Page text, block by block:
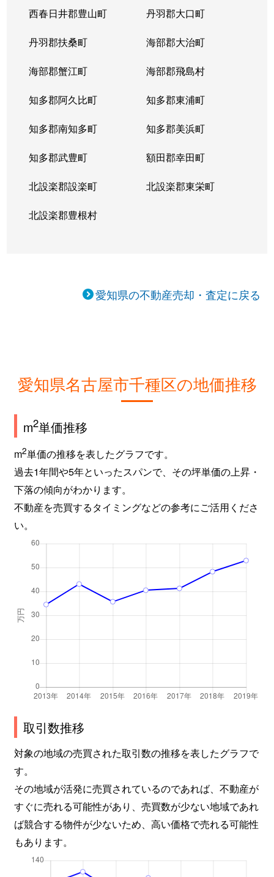
法王町
9,000万円
覚王山
法王町
5,200万円
覚王山
法王町
12,000万円
覚王山
豊年町
4,100万円
千種
星が丘山手
5,400万円
星ケ丘(愛知)
星が丘山手
7,100万円
星ケ丘(愛知)
星が丘山手
6,700万円
星ケ丘(愛知)
四谷通
5,800万円
本山(愛知)
1,900万円
若水
西春日井郡豊山町 丹羽郡大口町
丹羽郡扶桑町 海部郡大治町
海部郡蟹江町 海部郡飛島村
知多郡阿久比町 知多郡東浦町
知多郡南知多町 知多郡美浜町
知多郡武豊町 額田郡幸田町
北設楽郡設楽町 北設楽郡東栄町
北設楽郡豊根村
愛知県の不動産売却・査定に戻る
愛知県名古屋市千種区の地価推移
m2単価推移
m2単価の推移を表したグラフです。
過去1年間や5年といったスパンで、その坪単価の上昇・
下落の傾向がわかります。
不動産を売買するタイミングなどの参考にご活用くださ
い。
取引数推移
対象の地域の売買された取引数の推移を表したグラフで
す。
その地域が活発に売買されているのであれば、不動産が
すぐに売れる可能性があり、売買数が少ない地域であれ
ば競合する物件が少ないため、高い価格で売れる可能性
もあります。